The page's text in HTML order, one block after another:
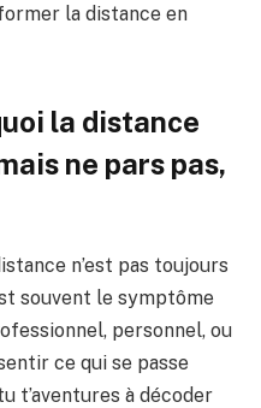
la distance en
la distance
ne pars pas,
n’est pas toujours
souvent le symptôme
personnel, ou
ce qui se passe
t’aventures à décoder